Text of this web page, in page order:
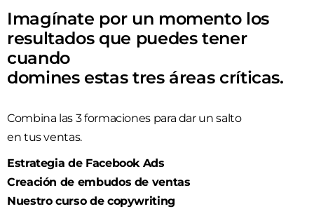
Imagínate por un momento los
resultados que puedes tener
cuando
domines estas tres áreas críticas.
Combina las 3 formaciones para dar un salto
en tus ventas.
Estrategia de Facebook Ads
Creación de embudos de ventas
Nuestro curso de copywriting